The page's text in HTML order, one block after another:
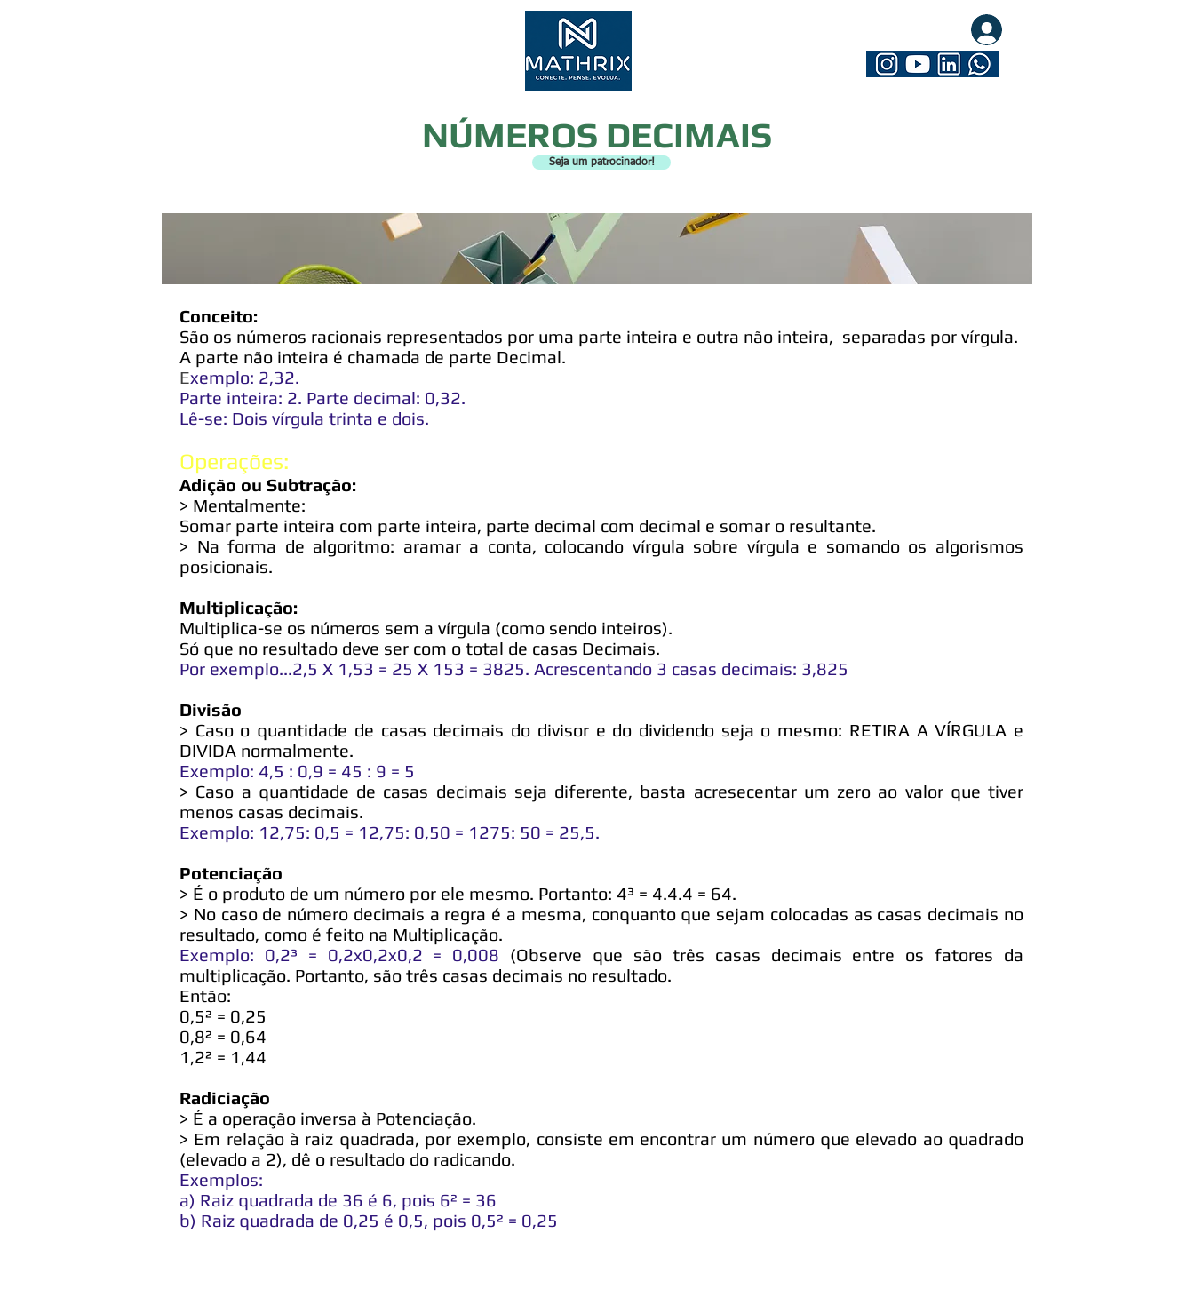
NÚMEROS DECIMAIS
Seja um patrocinador!
Conceito:
São os números racionais representados por uma parte inteira e outra não inteira, separadas por vírgula.
A parte não inteira é chamada de parte Decimal.
Exemplo: 2,32.
Parte inteira: 2. Parte decimal: 0,32.
Lê-se: Dois vírgula trinta e dois.
Operações:
Adição ou Subtração:
> Mentalmente:
Somar parte inteira com parte inteira, parte decimal com decimal e somar o resultante.
> Na forma de algoritmo: aramar a conta, colocando vírgula sobre vírgula e somando os algorismos
posicionais.
Multiplicação:
Multiplica-se os números sem a vírgula (como sendo inteiros).
Só que no resultado deve ser com o total de casas Decimais.
Por exemplo...2,5 X 1,53 = 25 X 153 = 3825. Acrescentando 3 casas decimais: 3,825
Divisão
> Caso o quantidade de casas decimais do divisor e do dividendo seja o mesmo: RETIRA A VÍRGULA e
DIVIDA normalmente.
Exemplo: 4,5 : 0,9 = 45 : 9 = 5
> Caso a quantidade de casas decimais seja diferente, basta acresecentar um zero ao valor que tiver
menos casas decimais.
Exemplo: 12,75: 0,5 = 12,75: 0,50 = 1275: 50 = 25,5.
Potenciação
> É o produto de um número por ele mesmo. Portanto: 4³ = 4.4.4 = 64.
> No caso de número decimais a regra é a mesma, conquanto que sejam colocadas as casas decimais no
resultado, como é feito na Multiplicação.
Exemplo: 0,2³ = 0,2x0,2x0,2 = 0,008 (Observe que são três casas decimais entre os fatores da
multiplicação. Portanto, são três casas decimais no resultado.
Então:
0,5² = 0,25
0,8² = 0,64
1,2² = 1,44
Radiciação
> É a operação inversa à Potenciação.
> Em relação à raiz quadrada, por exemplo, consiste em encontrar um número que elevado ao quadrado
(elevado a 2), dê o resultado do radicando.
Exemplos:
a) Raiz quadrada de 36 é 6, pois 6² = 36
b) Raiz quadrada de 0,25 é 0,5, pois 0,5² = 0,25